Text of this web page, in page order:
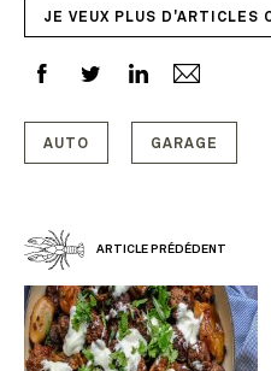
JE VEUX PLUS D'ARTICLES
AUTO GARAGE
ARTICLE PRÉDÉDENT